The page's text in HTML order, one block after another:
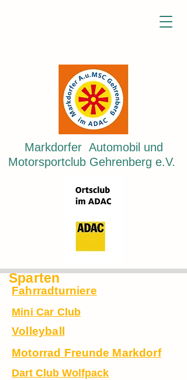
Markdorfer Automobil und
Motorsportclub Gehrenberg e.V.
Sparten
Fahrradturniere
Mini Car Club
Volleyball
Motorrad Freunde Markdorf
Dart Club Wolfpack